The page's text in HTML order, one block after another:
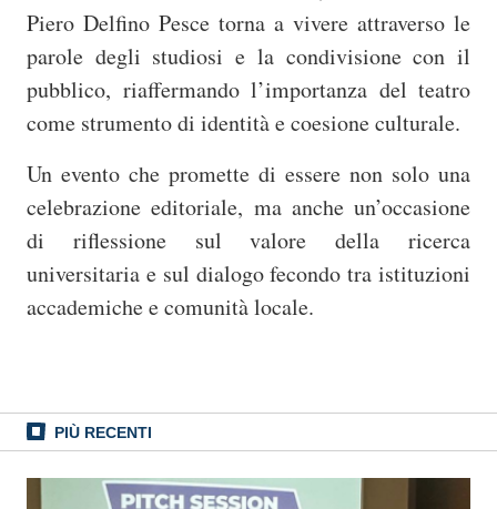
Piero Delfino Pesce torna a vivere attraverso le
parole degli studiosi e la condivisione con il
pubblico, riaffermando l’importanza del teatro
come strumento di identità e coesione culturale.
Un evento che promette di essere non solo una
celebrazione editoriale, ma anche un’occasione
di riflessione sul valore della ricerca
universitaria e sul dialogo fecondo tra istituzioni
accademiche e comunità locale.
PIÙ RECENTI